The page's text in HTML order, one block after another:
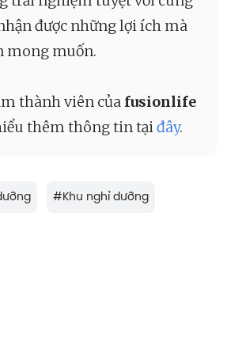
được những lợi ích mà
mong muốn.
thành viên của fusionlife
thêm thông tin tạiđây.
#Khu nghỉ dưỡng